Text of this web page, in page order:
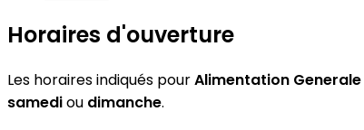
Horaires d'ouverture
Les horaires indiqués pourAlimentation Generale
samediou dimanche.